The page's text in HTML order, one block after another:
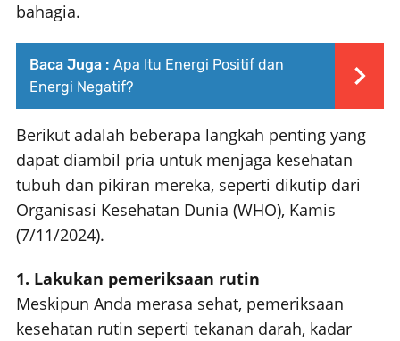
bahagia.
Baca Juga : Apa Itu Energi Positif dan
Energi Negatif?
Berikut adalah beberapa langkah penting yang
dapat diambil pria untuk menjaga kesehatan
tubuh dan pikiran mereka, seperti dikutip dari
Organisasi Kesehatan Dunia (WHO), Kamis
(7/11/2024).
1. Lakukan pemeriksaan rutin
Meskipun Anda merasa sehat, pemeriksaan
kesehatan rutin seperti tekanan darah, kadar